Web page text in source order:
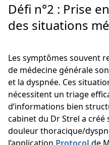
Défi n°2 : Prise
des situations
Les symptômes souvent
de médecine générale
et la dyspnée. Ces
nécessitent un triage
d’informations bien
cabinet du Dr Strel a
douleur thoracique/